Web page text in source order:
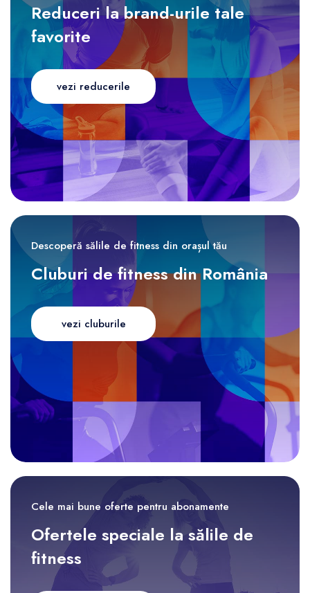
Reduceri la brand-urile tale
favorite
vezi reducerile
Descoperă sălile de fitness din orașul tău
Cluburi de fitness din România
vezi cluburile
Cele mai bune oferte pentru abonamente
Ofertele speciale la sălile de
fitness